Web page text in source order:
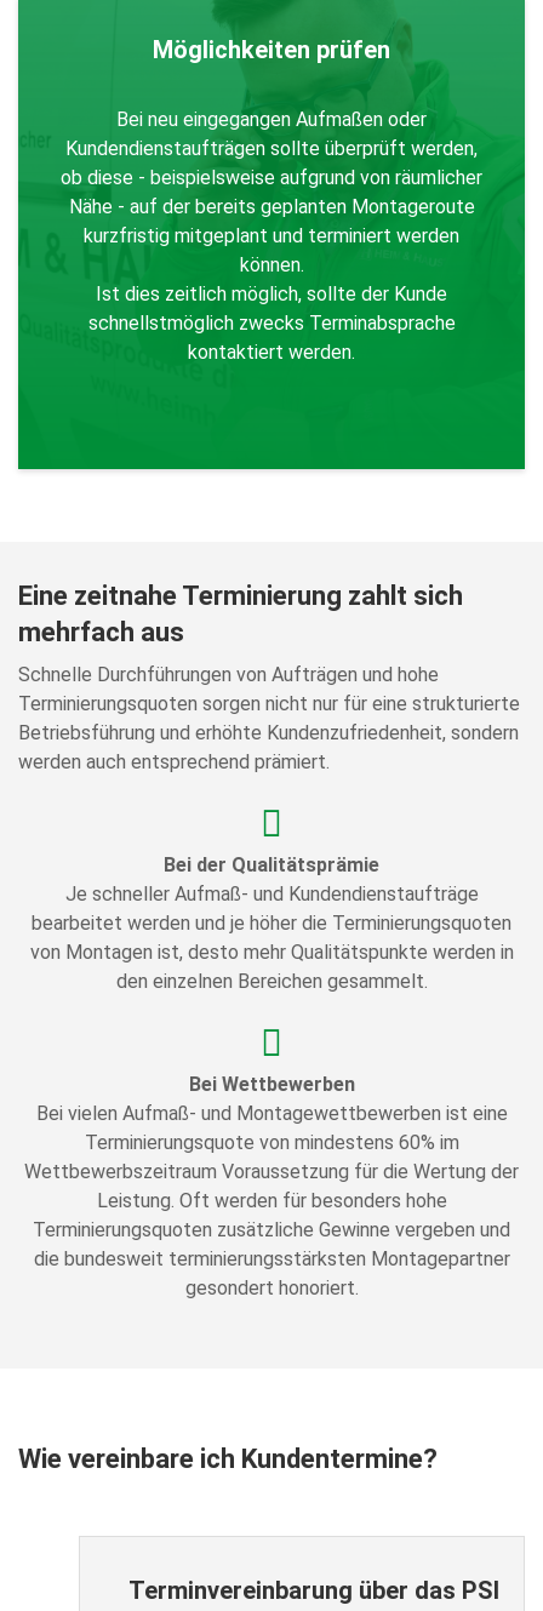
Möglichkeiten prüfen
Bei neu eingegangen Aufmaßen oder
Kundendienstaufträgen sollte überprüft werden,
ob diese - beispielsweise aufgrund von räumlicher
Nähe - auf der bereits geplanten Montageroute
kurzfristig mitgeplant und terminiert werden
können.
Ist dies zeitlich möglich, sollte der Kunde
schnellstmöglich zwecks Terminabsprache
kontaktiert werden.
Eine zeitnahe Terminierung zahlt sich
mehrfach aus
Schnelle Durchführungen von Aufträgen und hohe
Terminierungsquoten sorgen nicht nur für eine strukturierte
Betriebsführung und erhöhte Kundenzufriedenheit, sondern
werden auch entsprechend prämiert.
Bei der Qualitätsprämie
Je schneller Aufmaß- und Kundendienstaufträge
bearbeitet werden und je höher die Terminierungsquoten
von Montagen ist, desto mehr Qualitätspunkte werden in
den einzelnen Bereichen gesammelt.
Bei Wettbewerben
Bei vielen Aufmaß- und Montagewettbewerben ist eine
Terminierungsquote von mindestens 60% im
Wettbewerbszeitraum Voraussetzung für die Wertung der
Leistung. Oft werden für besonders hohe
Terminierungsquoten zusätzliche Gewinne vergeben und
die bundesweit terminierungsstärksten Montagepartner
gesondert honoriert.
Wie vereinbare ich Kundentermine?
Terminvereinbarung über das PSI